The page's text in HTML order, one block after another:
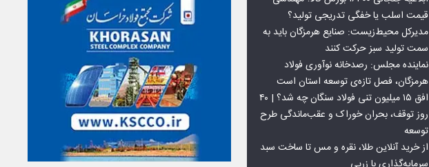
قیمت اسلب یا خفگی تدریجی تولید؟
مدیرکل محیط‌زیست: صنایع هرمزگان باید به
سمت تولید سبز حرکت کنند
نماینده مجلس: رصدخانه نوآوری فولاد
هرمزگان، فصل تازه‌ی توسعه استان است
افق ۱۵ میلیون تنی فولاد سنگان چه شد؟ | ۴۰
روز توقف، بحران خوراک و عقب‌ماندگی طرح
توسعه
از خرید آنلاین طلا، نقره و مس تا ساخت سبد